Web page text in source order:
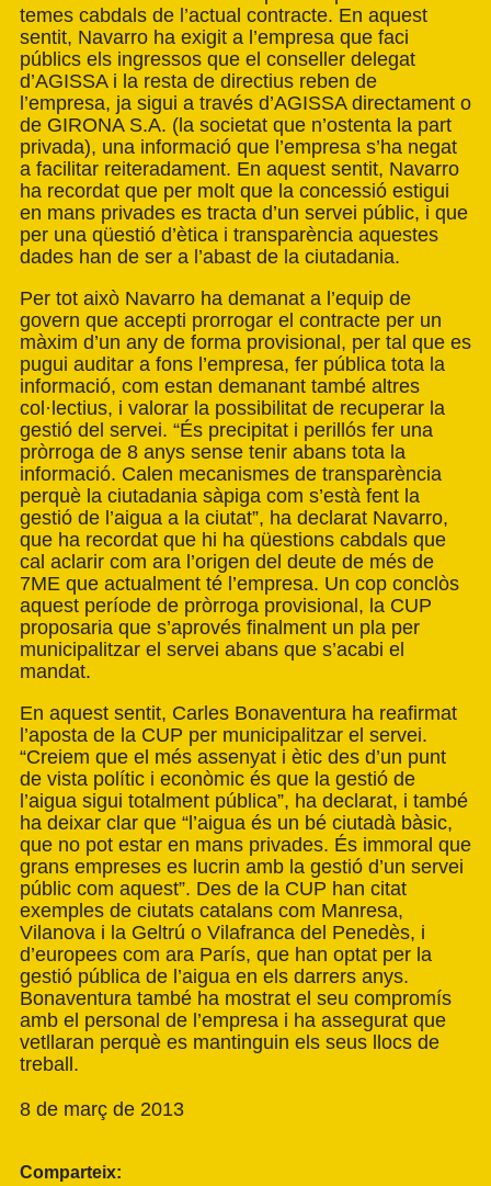
temes cabdals de l’actual contracte. En aquest
sentit, Navarro ha exigit a l’empresa que faci
públics els ingressos que el conseller delegat
d’AGISSA i la resta de directius reben de
l’empresa, ja sigui a través d’AGISSA directament o
de GIRONA S.A. (la societat que n’ostenta la part
privada), una informació que l’empresa s’ha negat
a facilitar reiteradament. En aquest sentit, Navarro
ha recordat que per molt que la concessió estigui
en mans privades es tracta d’un servei públic, i que
per una qüestió d’ètica i transparència aquestes
dades han de ser a l’abast de la ciutadania.
Per tot això Navarro ha demanat a l’equip de
govern que accepti prorrogar el contracte per un
màxim d’un any de forma provisional, per tal que es
pugui auditar a fons l’empresa, fer pública tota la
informació, com estan demanant també altres
col·lectius, i valorar la possibilitat de recuperar la
gestió del servei. “És precipitat i perillós fer una
pròrroga de 8 anys sense tenir abans tota la
informació. Calen mecanismes de transparència
perquè la ciutadania sàpiga com s’està fent la
gestió de l’aigua a la ciutat”, ha declarat Navarro,
que ha recordat que hi ha qüestions cabdals que
cal aclarir com ara l’origen del deute de més de
7ME que actualment té l’empresa. Un cop conclòs
aquest període de pròrroga provisional, la CUP
proposaria que s’aprovés finalment un pla per
municipalitzar el servei abans que s’acabi el
mandat.
En aquest sentit, Carles Bonaventura ha reafirmat
l’aposta de la CUP per municipalitzar el servei.
“Creiem que el més assenyat i ètic des d’un punt
de vista polític i econòmic és que la gestió de
l’aigua sigui totalment pública”, ha declarat, i també
ha deixar clar que “l’aigua és un bé ciutadà bàsic,
que no pot estar en mans privades. És immoral que
grans empreses es lucrin amb la gestió d’un servei
públic com aquest”. Des de la CUP han citat
exemples de ciutats catalans com Manresa,
Vilanova i la Geltrú o Vilafranca del Penedès, i
d’europees com ara París, que han optat per la
gestió pública de l’aigua en els darrers anys.
Bonaventura també ha mostrat el seu compromís
amb el personal de l’empresa i ha assegurat que
vetllaran perquè es mantinguin els seus llocs de
treball.
8 de març de 2013
Comparteix: